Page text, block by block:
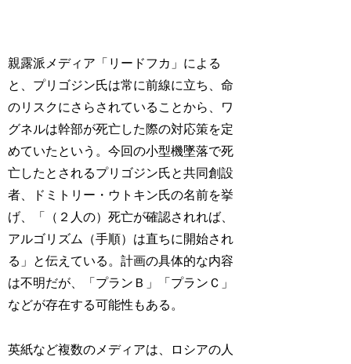
親露派メディア「リードフカ」による
と、プリゴジン氏は常に前線に立ち、命
のリスクにさらされていることから、ワ
グネルは幹部が死亡した際の対応策を定
めていたという。今回の小型機墜落で死
亡したとされるプリゴジン氏と共同創設
者、ドミトリー・ウトキン氏の名前を挙
げ、「（２人の）死亡が確認されれば、
アルゴリズム（手順）は直ちに開始され
る」と伝えている。計画の具体的な内容
は不明だが、「プランＢ」「プランＣ」
などが存在する可能性もある。
英紙など複数のメディアは、ロシアの人